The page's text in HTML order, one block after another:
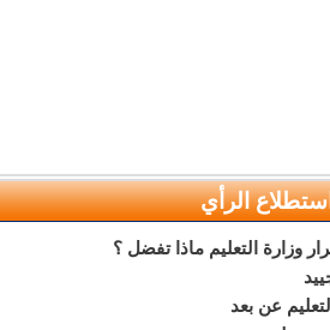
الرأي
وزارة التعليم ماذا تفضل ؟
عن بعد